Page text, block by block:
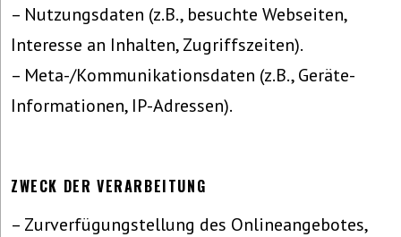
– Nutzungsdaten (z.B., besuchte Webseiten,
Interesse an Inhalten, Zugriffszeiten).
– Meta-/Kommunikationsdaten (z.B., Geräte-
Informationen, IP-Adressen).
ZWECK DER VERARBEITUNG
– Zurverfügungstellung des Onlineangebotes,